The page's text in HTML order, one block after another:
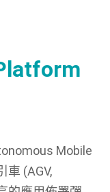
Mobile
車 (AGV,